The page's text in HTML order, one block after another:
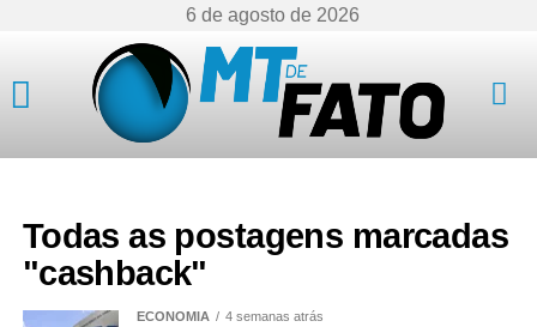
6 de agosto de 2026
Todas as postagens marcadas
"cashback"
ECONOMIA 4 semanas atrás